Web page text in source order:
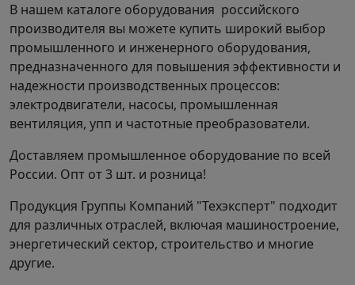
В нашем каталоге оборудования российского
производителя вы можете купить широкий выбор
промышленного и инженерного оборудования,
предназначенного для повышения эффективности и
надежности производственных процессов:
электродвигатели, насосы, промышленная
вентиляция, упп и частотные преобразователи.
Доставляем промышленное оборудование по всей
России. Опт от 3 шт. и розница!
Продукция Группы Компаний "Техэксперт" подходит
для различных отраслей, включая машиностроение,
энергетический сектор, строительство и многие
другие.